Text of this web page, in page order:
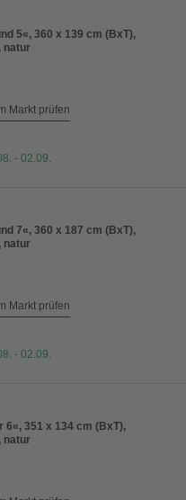
5«, 360 x 139 cm (BxT),
natur
Markt prüfen
- 02.09.
7«, 360 x 187 cm (BxT),
natur
Markt prüfen
- 02.09.
6«, 351 x 134 cm (BxT),
natur